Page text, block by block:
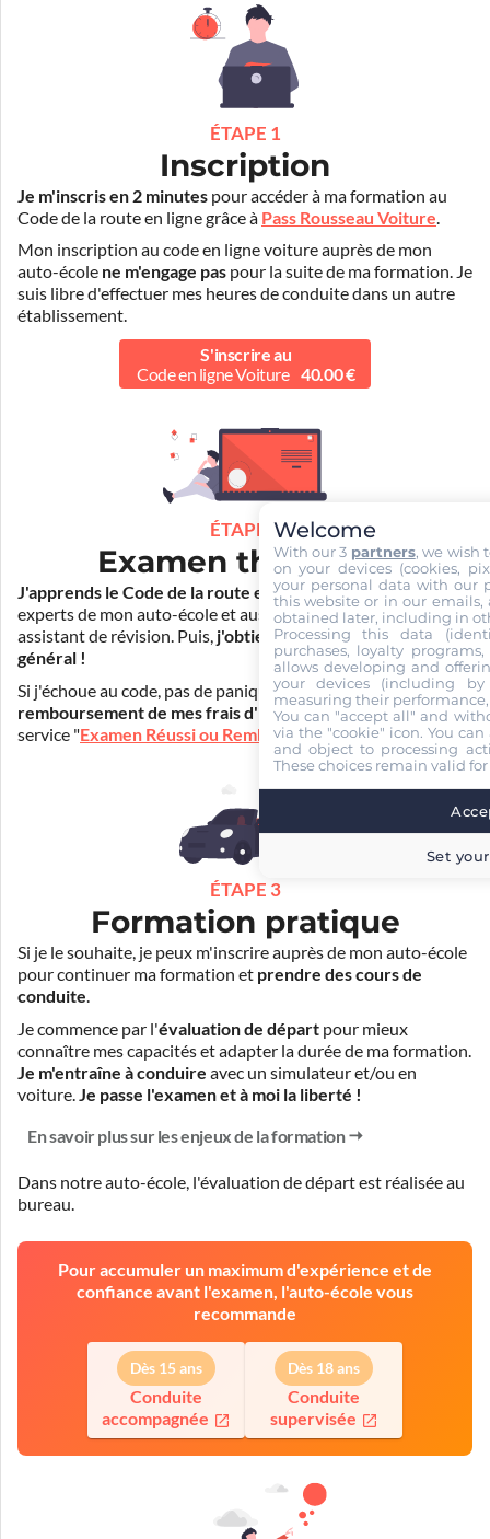
ÉTAPE 1
Inscription
Je m'inscris en 2 minutes pour accéder à ma formation au
Code de la route en ligne grâce à Pass Rousseau Voiture.
Mon inscription au code en ligne voiture auprès de mon
auto-école ne m'engage pas pour la suite de ma formation. Je
suis libre d'effectuer mes heures de conduite dans un autre
établissement.
S'inscrire au
Code en ligne Voiture 40.00 €
ÉTAPE 2
Examen théorique
J'apprends le Code de la route en ligne. Je suis aidé par les
experts de mon auto-école et aussi par Mister Codes, mon
assistant de révision. Puis, j'obtiens l'examen théorique
général !
Si j'échoue au code, pas de panique ! Je peux bénéficier du
remboursement de mes frais d'inscription(30€) grâce au
service "Examen Réussi ou Remboursé".
ÉTAPE 3
Formation pratique
Si je le souhaite, je peux m'inscrire auprès de mon auto-école
pour continuer ma formation et prendre des cours de
conduite.
Je commence par l'évaluation de départ pour mieux
connaître mes capacités et adapter la durée de ma formation.
Je m'entraîne à conduire avec un simulateur et/ou en
voiture.Je passe l'examen et à moi la liberté !
En savoir plus sur les enjeux de la formation
Dans notre auto-école, l'évaluation de départ est réaliséeau
bureau.
Pour accumuler un maximum d'expérience et de
confiance avant l'examen, l'auto-école vous
recommande
Dès 15 ans
Conduite
accompagnée
Dès 18 ans
Conduite
supervisée
Welcome
With our 3 partners, we wish
on your devices (cookies,
your personal data with our
this website or in our emails,
obtained later, including in
Processing this data
purchases, loyalty
allows developing and
your devices (including
measuring their
You can "accept all" and
via the "cookie" icon. You
and object to processing
These choices remain valid
Set